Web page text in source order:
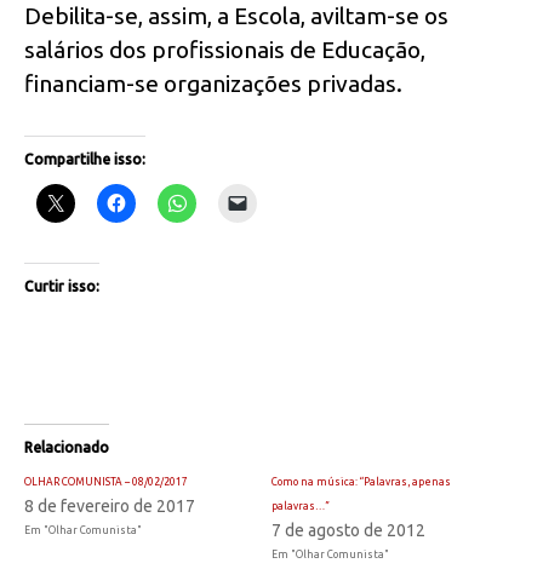
Debilita-se, assim, a Escola, aviltam-se os
salários dos profissionais de Educação,
financiam-se organizações privadas.
Compartilhe isso:
Curtir isso:
Relacionado
OLHAR COMUNISTA – 08/02/2017
8 de fevereiro de 2017
Em "Olhar Comunista"
Como na música: “Palavras, apenas
palavras…”
7 de agosto de 2012
Em "Olhar Comunista"